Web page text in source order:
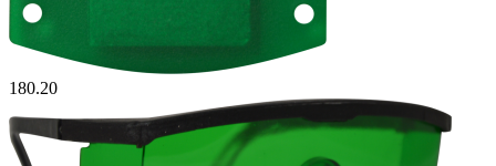
180.20